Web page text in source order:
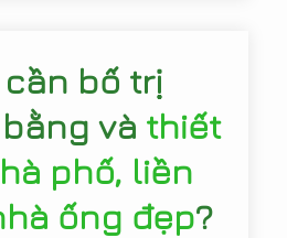
cần bố trị
và thiết
phố, liền
ống đẹp?